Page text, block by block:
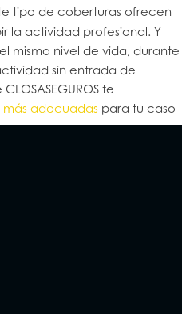
tipo de coberturas ofrecen
la actividad profesional. Y
mismo nivel de vida, durante
sin entrada de
te
más adecuadas para tu caso